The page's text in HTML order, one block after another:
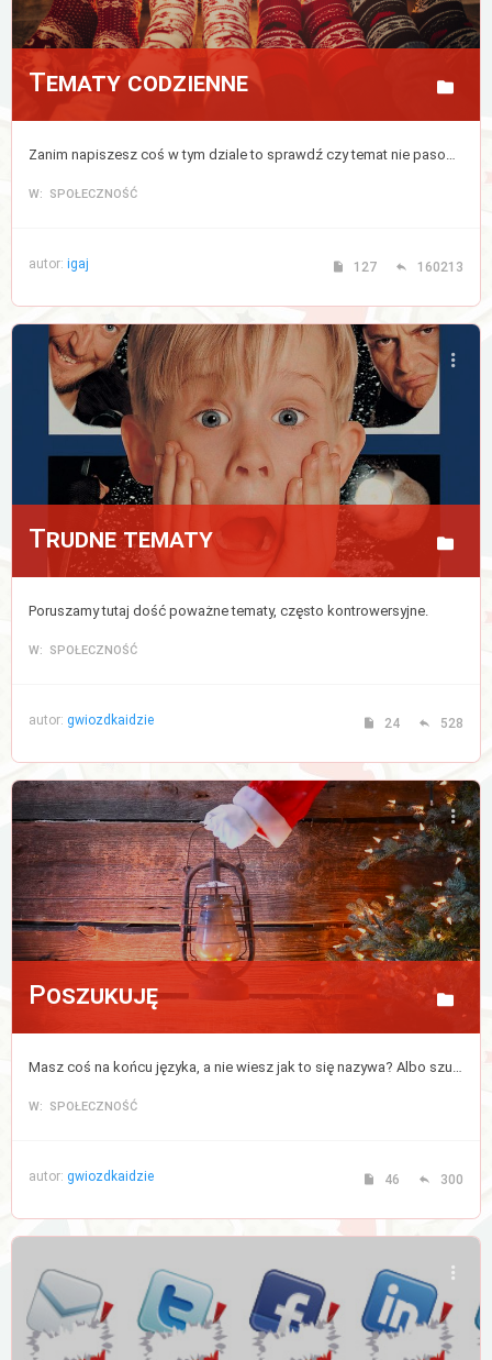
Tematy codzienne
Zanim napiszesz coś w tym dziale to sprawdź czy temat nie pasowałby do któregoś z powyższych działów, jeżeli nie to pisz tutaj.
W: SPOŁECZNOŚĆ
autor: igaj 127 160213
Trudne tematy
Poruszamy tutaj dość poważne tematy, często kontrowersyjne.
W: SPOŁECZNOŚĆ
autor: gwiozdkaidzie 24 528
Poszukuję
Masz coś na końcu języka, a nie wiesz jak to się nazywa? Albo szukasz czegoś, ale nie bardzo wiesz od czego zacząć? Napisz, a postaramy się pomóc.
W: SPOŁECZNOŚĆ
autor: gwiozdkaidzie 46 300